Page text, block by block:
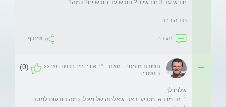
תודה רבה.
תגובה שיתוף
תשובת מומחה | מאת: ד"ר אודי
בונשטיין
09.05.22 | 23:20
(0)
1. זה מוודאי מסייע. ראה שאלתה של מיכל, כמה הודעות למטה